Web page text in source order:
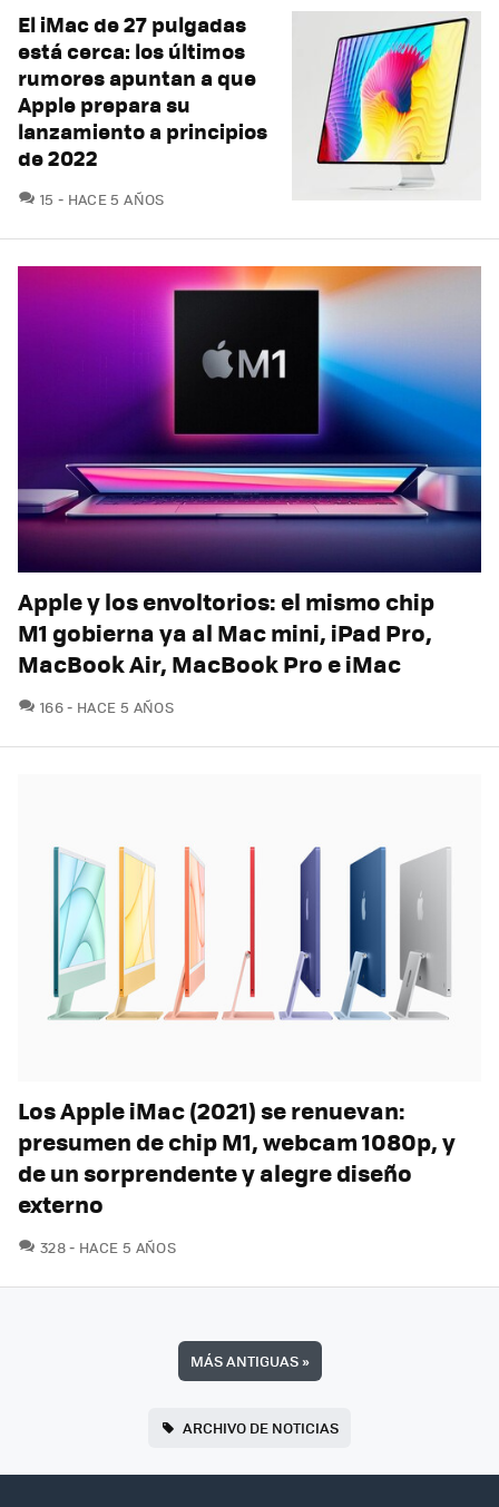
El iMac de 27 pulgadas
está cerca: los últimos
rumores apuntan a que
Apple prepara su
lanzamiento a principios
de 2022
15 COMENTARIOS
HACE 5 AÑOS
Apple y los envoltorios: el mismo chip
M1 gobierna ya al Mac mini, iPad Pro,
MacBook Air, MacBook Pro e iMac
166COMENTARIOS
HACE 5 AÑOS
Los Apple iMac (2021) se renuevan:
presumen de chip M1, webcam 1080p, y
de un sorprendente y alegre diseño
externo
328COMENTARIOS
HACE 5 AÑOS
MÁS ANTIGUAS»
ARCHIVO DE NOTICIAS